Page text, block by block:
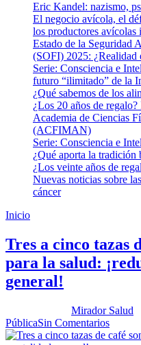
Eric Kandel: nazismo,
El negocio avícola, el
los productores avícolas
Estado de la Seguridad
(SOFI) 2025: ¿Realidad
Serie: Consciencia e
futuro “ilimitado” de la
¿Qué sabemos de los
¿Los 20 años de regalo?
Academia de Ciencias
(ACFIMAN)
Serie: Consciencia e
¿Qué aporta la tradición
¿Los veinte años de
Nuevas noticias sobre
cáncer
Inicio
Tres a cinco tazas
para la salud:
general!
Mirador Salud
PúblicaSin Comentarios